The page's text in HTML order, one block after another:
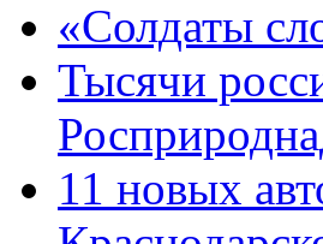
«Солдаты
Тысячи
11 новых